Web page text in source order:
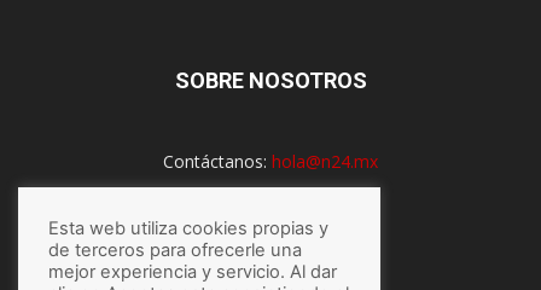
SOBRE NOSOTROS
Contáctanos: hola@n24.mx
SÍGUENOS
Esta web utiliza cookies propias y
de terceros para ofrecerle una
mejor experiencia y servicio. Al dar